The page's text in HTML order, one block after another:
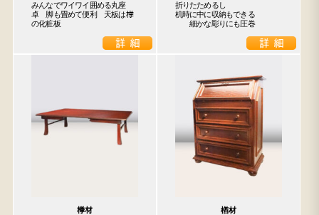
みんなでワイワイ囲める丸座
卓　脚も畳めて便利　天板は﨔
の化粧板
折りたためるし
机時に中に収納もできる
細かな彫りにも圧巻
﨔材
楢材